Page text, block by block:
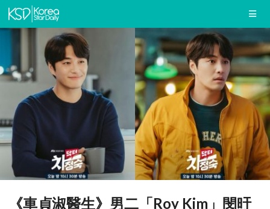
《車貞淑醫生》男二「Roy Kim」閔旴